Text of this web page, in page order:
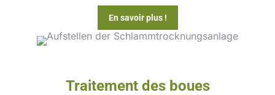
En savoir plus !
Traitement des boues